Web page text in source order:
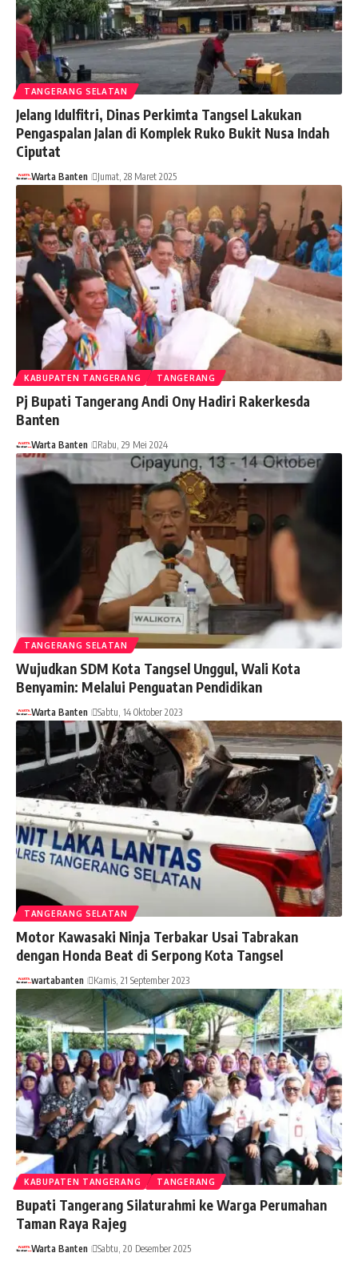
TANGERANG SELATAN
Jelang Idulfitri, Dinas Perkimta Tangsel Lakukan
Pengaspalan Jalan di Komplek Ruko Bukit Nusa Indah
Ciputat
Warta Banten Jumat, 28 Maret 2025
KABUPATEN TANGERANG TANGERANG
Pj Bupati Tangerang Andi Ony Hadiri Rakerkesda
Banten
Warta Banten Rabu, 29 Mei 2024
TANGERANG SELATAN
Wujudkan SDM Kota Tangsel Unggul, Wali Kota
Benyamin: Melalui Penguatan Pendidikan
Warta Banten Sabtu, 14 Oktober 2023
TANGERANG SELATAN
Motor Kawasaki Ninja Terbakar Usai Tabrakan
dengan Honda Beat di Serpong Kota Tangsel
wartabanten Kamis, 21 September 2023
KABUPATEN TANGERANG TANGERANG
Bupati Tangerang Silaturahmi ke Warga Perumahan
Taman Raya Rajeg
Warta Banten Sabtu, 20 Desember 2025